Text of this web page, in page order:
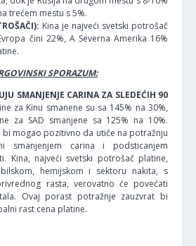
trećem mestu s 5%.
Kina je najveći svetski potrošač
čini 22%, A Severna Amerika 16%
SPORAZUM:
SMANJENJE CARINA ZA SLEDEĆIH 90
za Kinu smanene su sa 145% na 30%,
za SAD smanjene sa 125% na 10%.
mogao pozitivno da utiče na potražnju
smanjenjem carina i podsticanjem
Kina, najveći svetski potrošač platine,
hemijskom i sektoru nakita, s
rasta, verovatno će povećati
Ovaj porast potražnje zauzvrat bi
rast cena platine.